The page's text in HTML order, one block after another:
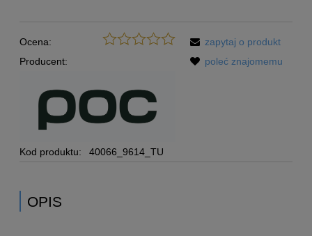
Ocena:
Producent:
Kod produktu: 40066_9614_TU
zapytaj o produkt
poleć znajomemu
OPIS